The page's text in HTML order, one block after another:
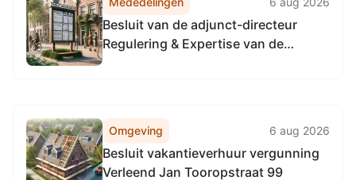
Besluit van de adjunct-directeur
Regulering & Expertise van de
Vervangingsregeling directie
Regulering & Expertise
Omgevingsdienst
Noordzeekanaalgebied
Omgeving 6 aug 2026
Besluit vakantieverhuur vergunning
Verleend Jan Tooropstraat 99